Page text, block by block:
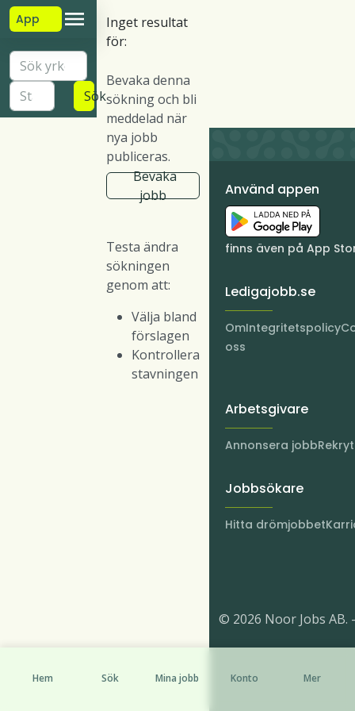
App
Sök
Inget resultat
för:
Bevaka denna
sökning och bli
meddelad när
nya jobb
publiceras.
Bevaka
jobb
Testa ändra
sökningen
genom att:
Välja bland
förslagen
Kontrollera
stavningen
Använd appen
finns även på App
Ledigajobb.se
Om
oss
Integritetspolicy
Arbetsgivare
Annonsera jobb
Jobbsökare
Hitta drömjobbet
© 2026 Noor Jobs AB.
Hem Sök Mina jobb Konto Mer